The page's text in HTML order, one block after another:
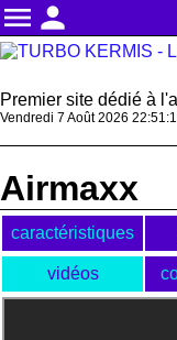
menu person
Premier site dédié à
Vendredi 7 Août 2026
Airmaxx
caractéristiques
vidéos